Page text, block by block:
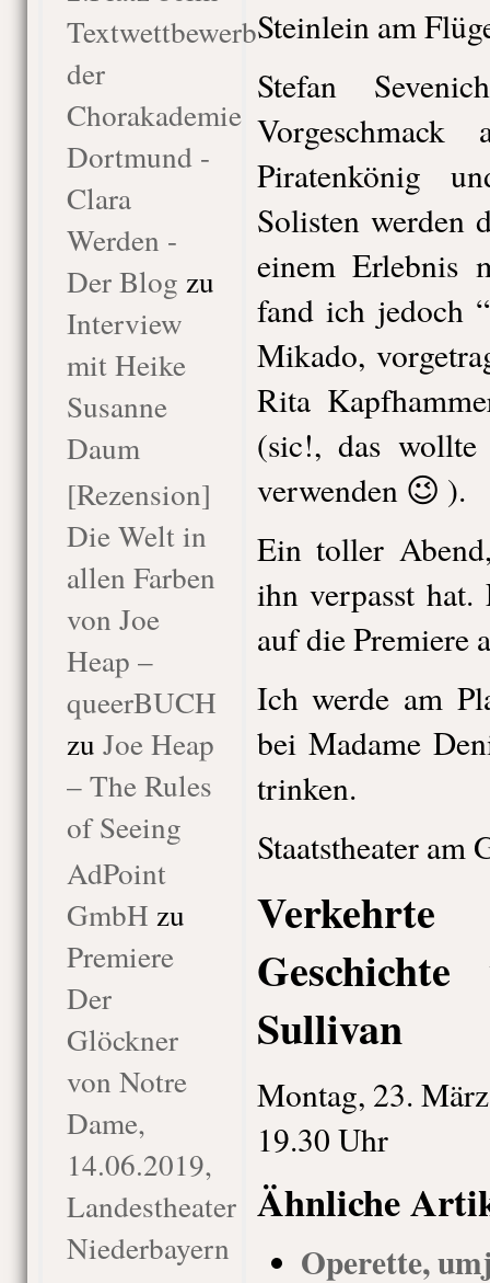
Textwettbewerb
der
Chorakademie
Dortmund -
Clara
Werden -
Der Blog zu
Interview
mit Heike
Susanne
Daum
[Rezension]
Die Welt in
allen Farben
von Joe
Heap –
queerBUCH
zu Joe Heap
– The Rules
of Seeing
AdPoint
GmbH zu
Premiere
Der
Glöckner
von Notre
Dame,
14.06.2019,
Landestheater
Niederbayern
Steinlein am
Stefan
Piratenkönig
Solisten werden
einem Erlebnis
fand ich jedoch
Mikado,
Rita
(sic!, das
verwenden 😉 ).
Ein toller
ihn verpasst
auf die Premiere
Ich werde am
bei Madame
trinken.
Staatstheater am
Sullivan
Montag, 23.
19.30 Uhr
Ähnliche
Operette,